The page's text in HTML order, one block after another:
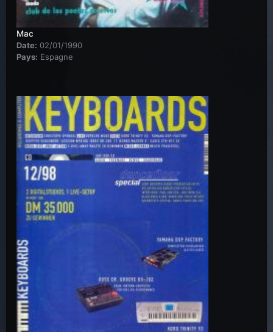
Mac
Date: 02/01/1990
Pays: Espagne